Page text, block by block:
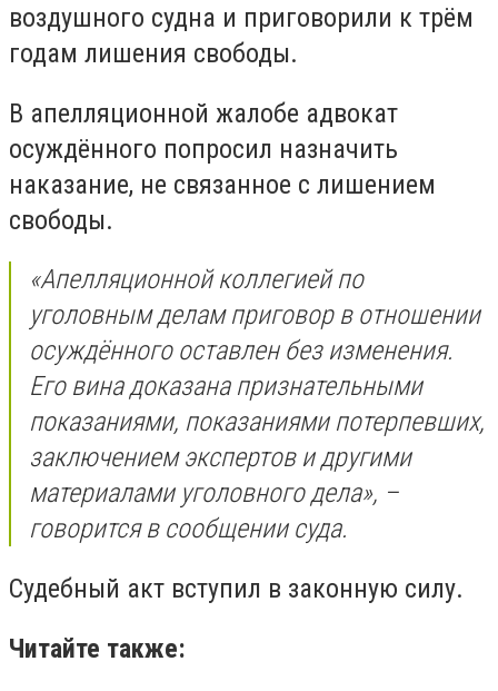
воздушного судна и приговорили к трём
годам лишения свободы.
В апелляционной жалобе адвокат
осуждённого попросил назначить
наказание, не связанное с лишением
свободы.
«Апелляционной коллегией по
уголовным делам приговор в отношении
осуждённого оставлен без изменения.
Его вина доказана признательными
показаниями, показаниями потерпевших,
заключением экспертов и другими
материалами уголовного дела», –
говорится в сообщении суда.
Судебный акт вступил в законную силу.
Читайте также: